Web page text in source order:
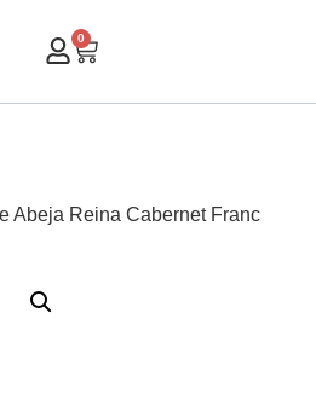
0
Abeja Reina Cabernet Franc